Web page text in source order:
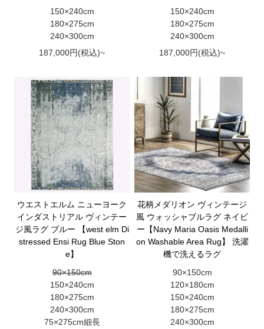
150×240cm
180×275cm
240×300cm
187,000円(税込)~
150×240cm
180×275cm
240×300cm
187,000円(税込)~
ウエストエルム ニューヨーク
インダストリアル ヴィンテー
ジ風ラグ ブルー 【west elm Di
stressed Ensi Rug Blue Ston
e】
90×150cm
150×240cm
180×275cm
240×300cm
75×275cm細長
花柄メダリオン ヴィンテージ
風 ウォッシャブルラグ ネイビ
ー【Navy Maria Oasis Medalli
on Washable Area Rug】 洗濯
機で洗えるラグ
90×150cm
120×180cm
150×240cm
180×275cm
240×300cm